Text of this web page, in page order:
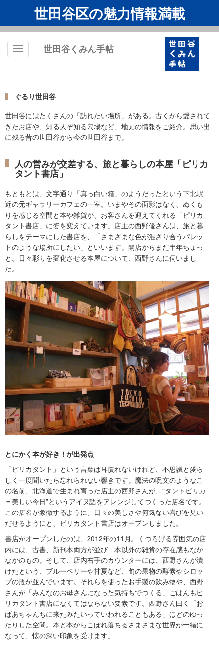
世田谷区の魅力情報満載
Toggle
世田谷くみん手帖
ぐるり世田谷
世田谷にはたくさんの「訪れたい場所」がある。古くから愛されて
きたお店や、知る人ぞ知る穴場など、地元の情報をご紹介。思い出
に残る昔の世田谷から今の世田谷まで。
人の営みが交差する、旅と暮らしの本屋「ピリカ
タント書店」
もともとは、文字通り「真っ白い箱」のようだったという下北駅
近の元ギャラリーカフェの一室。いまやその面影はなく、ぬくも
りを感じる空間と本や雑貨が、お客さんを迎えてくれる「ピリカ
タント書店」に姿を変えています。店主の西野優さんは、旅と暮
らしをテーマにした書店を、「さまざまな色が混ざり合うパレッ
トのような場所にしたい」といいます。開店からまだ半年ちょっ
と。日々彩りを変化させる本屋について、西野さんに伺いまし
た。
とにかく本が好き！が出発点
「ピリカタント」という言葉は耳慣れないけれど、不思議と愛ら
しく一度聞いたら忘れられない響きです。魔法の呪文のようなこ
の名前、北海道で生まれ育った店主の西野さんが、“タントピリカ
＝美しい今日”というアイヌ語をアレンジしてつくった店名です。
この店名が象徴するように、日々の美しさや何気ない喜びを見い
だせるようにと、ピリカタント書店はオープンしました。
書店がオープンしたのは、2012年の11月。くつろげる雰囲気の店
内には、古書、新刊本両方が並び、本以外の雑貨の存在感もなか
なかのもの。そして、店内右手のカウンターには、西野さんが漬
けたという、ブルーベリーや甘夏など、旬の果物の酵素やシロッ
プの瓶が並んでいます。それらを使ったお手製の飲み物や、西野
さんが「みんなのお母さんになった気持ちでつくる」ごはんもピ
リカタント書店になくてはならない要素です。西野さん曰く「お
ばあちゃんちに来たみたいっていわれることもある」ほどのゆっ
たりした空間。本と本からこぼれ落ちるさまざまな世界が一緒に
なって、懐の深い印象を受けます。